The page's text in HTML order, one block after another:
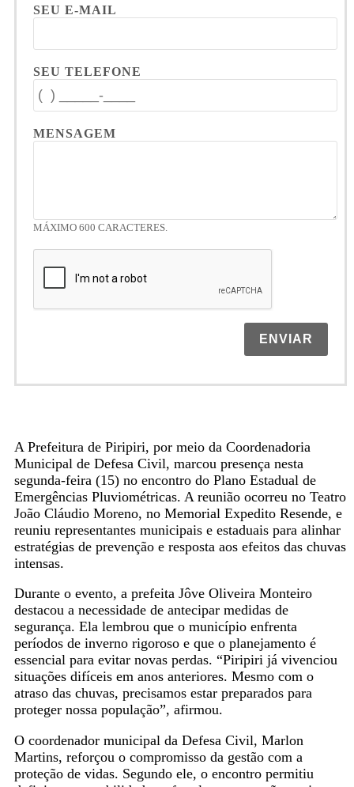
SEU E-MAIL
SEU TELEFONE
MENSAGEM
MÁXIMO 600 CARACTERES.
ENVIAR
A Prefeitura de Piripiri, por meio da Coordenadoria
Municipal de Defesa Civil, marcou presença nesta
segunda-feira (15) no encontro do Plano Estadual de
Emergências Pluviométricas. A reunião ocorreu no Teatro
João Cláudio Moreno, no Memorial Expedito Resende, e
reuniu representantes municipais e estaduais para alinhar
estratégias de prevenção e resposta aos efeitos das chuvas
intensas.
Durante o evento, a prefeita Jôve Oliveira Monteiro
destacou a necessidade de antecipar medidas de
segurança. Ela lembrou que o município enfrenta
períodos de inverno rigoroso e que o planejamento é
essencial para evitar novas perdas. “Piripiri já vivenciou
situações difíceis em anos anteriores. Mesmo com o
atraso das chuvas, precisamos estar preparados para
proteger nossa população”, afirmou.
O coordenador municipal da Defesa Civil, Marlon
Martins, reforçou o compromisso da gestão com a
proteção de vidas. Segundo ele, o encontro permitiu